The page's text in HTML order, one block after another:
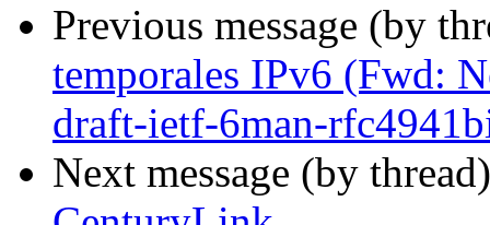
Previous message (by
temporales IPv6 (Fwd:
draft-ietf-6man-
Next message (by